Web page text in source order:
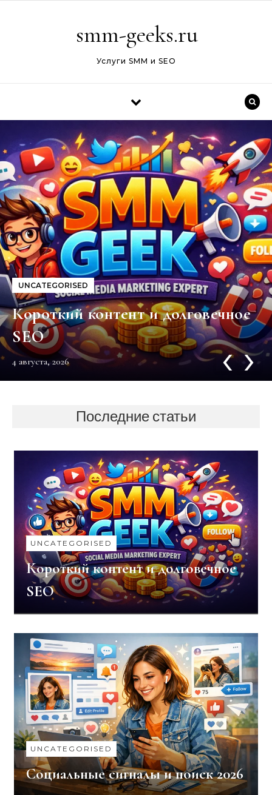
smm-geeks.ru
Услуги SMM и SEO
UNCATEGORISED
Короткий контент и долговечное
SEO
4 августа, 2026 ‹›
Последние статьи
UNCATEGORISED
Короткий контент и долговечное
SEO
UNCATEGORISED
Социальные сигналы и поиск 2026